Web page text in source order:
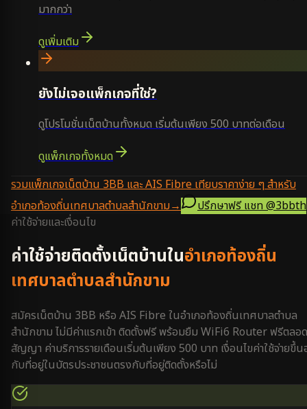
มากกว่า
ดูเพิ่มเติม
ยังไม่เจอแพ็กเกจที่ใช่?
ดูโปรโมชั่นเน็ตบ้านทั้งหมด เริ่มต้นเพียง 500 บาทต่อเดือน
ดูแพ็กเกจทั้งหมด
รวมแพ็กเกจเน็ตบ้าน 3BB และ AIS Fibre เทียบราคาง่าย ๆ สำหรับ
อำเภอท้องถิ่นเทศบาลตำบลสำนักขาม→ ปรึกษาฟรี แชท@3bbth
ค่าใช้จ่ายและเงื่อนไข
ค่าใช้จ่ายติดตั้งเน็ตบ้านในอำเภอท้องถิ่น
เทศบาลตำบลสำนักขาม
สมัครเน็ตบ้าน 3BB หรือ AIS Fibre ในอำเภอท้องถิ่นเทศบาลตำบล
สำนักขาม ไม่มีค่าแรกเข้า ติดตั้งฟรี พร้อมยืม WiFi6 Router ฟรีตลอด
สัญญา ค่าบริการรายเดือนเริ่มต้นเพียง 500 บาท เงื่อนไขค่าใช้จ่ายขึ้
กับที่อยู่ในบัตรประชาชนตรงกับที่อยู่ติดตั้งหรือไม่